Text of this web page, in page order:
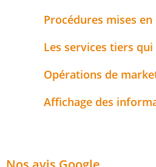
Procédures mises
Les services tiers
Opérations de
Affichage des